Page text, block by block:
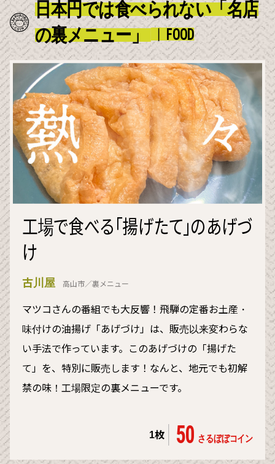
日本円では食べられない「名店
の裏メニュー」
FOOD
工場で食べる「揚げたて」のあげづ
け
古川屋 高山市／裏メニュー
マツコさんの番組でも大反響！飛騨の定番お土産・
味付けの油揚げ「あげづけ」は、販売以来変わらな
い手法で作っています。このあげづけの「揚げた
て」を、特別に販売します！なんと、地元でも初解
禁の味！工場限定の裏メニューです。
1枚 50 さるぼぼコイン